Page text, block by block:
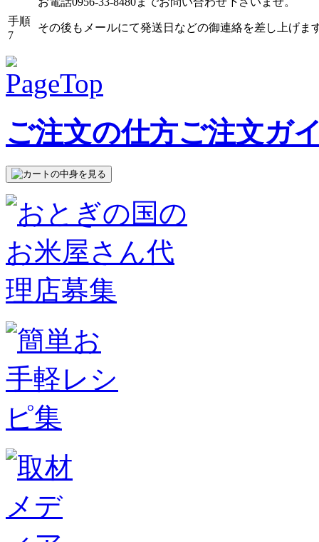
手順
7
その後もメールにて発送日などの御連絡を差し上げま
ご注文の仕方ご注文ガ